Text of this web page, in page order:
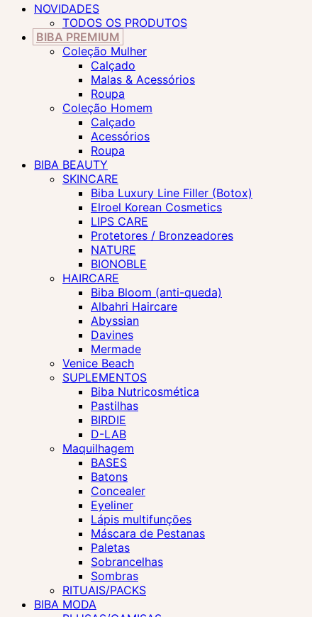
NOVIDADES
TODOS OS PRODUTOS
BIBA PREMIUM
Coleção Mulher
Calçado
Malas & Acessórios
Roupa
Coleção Homem
Calçado
Acessórios
Roupa
BIBA BEAUTY
SKINCARE
Biba Luxury Line Filler (Botox)
Elroel Korean Cosmetics
LIPS CARE
Protetores / Bronzeadores
NATURE
BIONOBLE
HAIRCARE
Biba Bloom (anti-queda)
Albahri Haircare
Abyssian
Davines
Mermade
Venice Beach
SUPLEMENTOS
Biba Nutricosmética
Pastilhas
BIRDIE
D-LAB
Maquilhagem
BASES
Batons
Concealer
Eyeliner
Lápis multifunções
Máscara de Pestanas
Paletas
Sobrancelhas
Sombras
RITUAIS/PACKS
BIBA MODA